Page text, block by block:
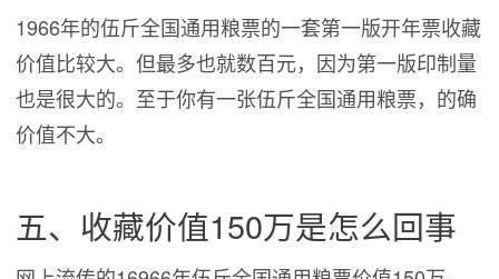
1966年的伍斤全国通用粮票的一套第一版开年票收藏
价值比较大。但最多也就数百元，因为第一版印制量
也是很大的。至于你有一张伍斤全国通用粮票，的确
价值不大。
五、收藏价值150万是怎么回事